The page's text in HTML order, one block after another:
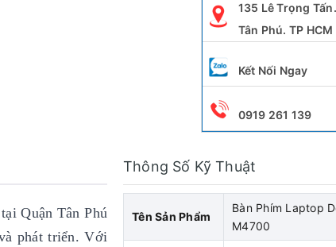
135 Lê Trọng
Tân Phú. TP HCM
Kết Nối Ngay
0919 261 139
tại Quận Tân Phú
phát triển. Với
Thông Số Kỹ Thuật
Tên Sản Phẩm
Bàn Phím Laptop
M4700